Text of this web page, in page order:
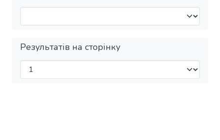
Результатів на сторінку